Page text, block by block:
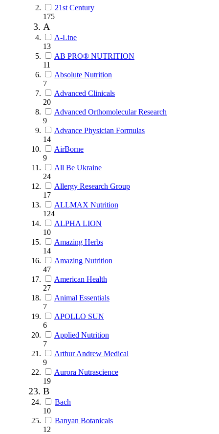
21st Century
175
A
A-Line
13
AB PRO® NUTRITION
11
Absolute Nutrition
7
Advanced Clinicals
20
Advanced Orthomolecular Research
9
Advance Physician Formulas
14
AirBorne
9
All Be Ukraine
24
Allergy Research Group
17
ALLMAX Nutrition
124
ALPHA LION
10
Amazing Herbs
14
Amazing Nutrition
47
American Health
27
Animal Essentials
7
APOLLO SUN
6
Applied Nutrition
7
Arthur Andrew Medical
9
Aurora Nutrascience
19
B
Bach
10
Banyan Botanicals
12